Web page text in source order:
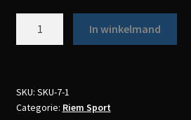
In winkelmand
SKU: SKU-7-1
Categorie: Riem Sport